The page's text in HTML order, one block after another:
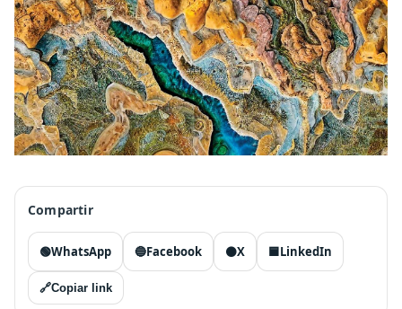
Compartir
🟢WhatsApp 🔵Facebook ⚫X 🟦LinkedIn
🔗Copiar link